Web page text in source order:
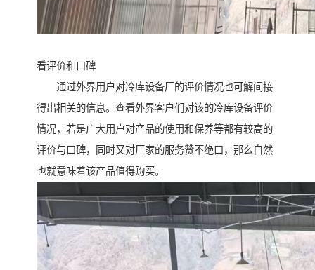
看评价和口碑
通过外界用户对冷库设备厂的评价情况也可解间接
得出相关的信息。查看外界客户们对该的冷库设备评价
情况，若是广大用户对产品的使用和保养等都有较高的
评价与口碑，同时又对厂家的服务赞不绝口，那么自然
也就意味着该产品值得购买。